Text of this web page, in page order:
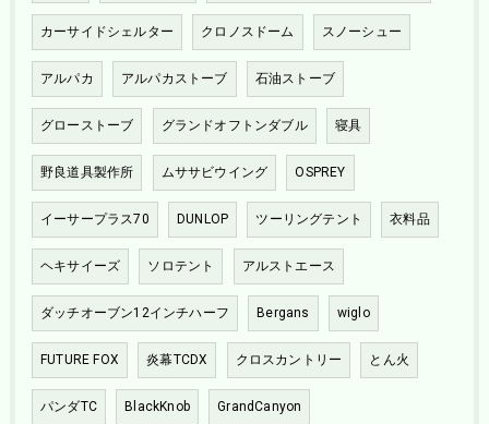
カーサイドシェルター クロノスドーム スノーシュー
アルパカ アルパカストーブ 石油ストーブ
グローストーブ グランドオフトンダブル 寝具
野良道具製作所 ムササビウイング OSPREY
イーサープラス70 DUNLOP ツーリングテント 衣料品
ヘキサイーズ ソロテント アルストエース
ダッチオーブン12インチハーフ Bergans wiglo
FUTURE FOX 炎幕TCDX クロスカントリー とん火
パンダTC BlackKnob GrandCanyon